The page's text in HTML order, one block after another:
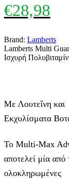
€28,98
Brand: Lamberts
Lamberts Multi
Ισχυρή
Με Λουτεΐνη και
Εκχυλίσματα
Το Multi-Max
αποτελεί μία από
ολοκληρωμένες